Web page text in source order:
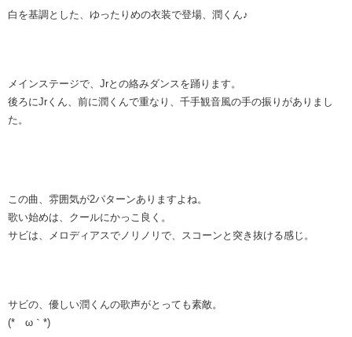
白を基調とした、ゆったりめの衣装で登場、潤くん♪
メインステージで、Jrとの絡みダンスを踊ります。
後ろにJrくん、前に潤くんで重なり、千手観音風の手の振りがありまし
た。
この曲、雰囲気が2パターンありますよね。
歌い始めは、クールにかっこ良く。
サビは、メロディアスでノリノリで、スコーンと突き抜ける感じ。
サビの、優しい潤くんの歌声がとっても素敵。
(*´ω｀*)